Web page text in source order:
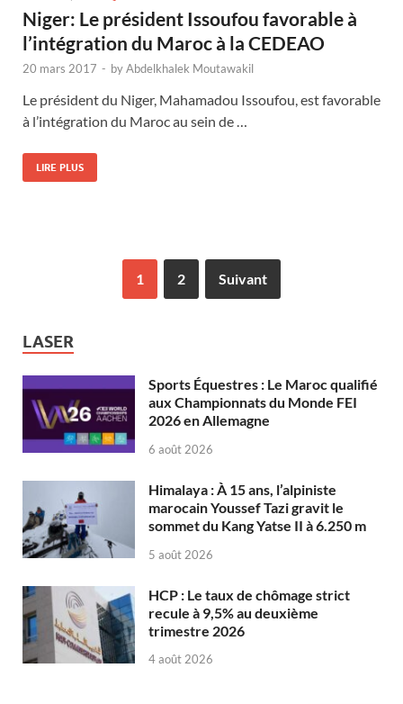
Niger: Le président Issoufou favorable à
l’intégration du Maroc à la CEDEAO
20 mars 2017 - byAbdelkhalek Moutawakil
Le président du Niger, Mahamadou Issoufou, est favorable
à l’intégration du Maroc au sein de …
LIRE PLUS
1 2 Suivant
LASER
Sports Équestres : Le Maroc qualifié
aux Championnats du Monde FEI
2026 en Allemagne
6 août 2026
Himalaya : À 15 ans, l’alpiniste
marocain Youssef Tazi gravit le
sommet du Kang Yatse II à 6.250 m
5 août 2026
HCP : Le taux de chômage strict
recule à 9,5% au deuxième
trimestre 2026
4 août 2026